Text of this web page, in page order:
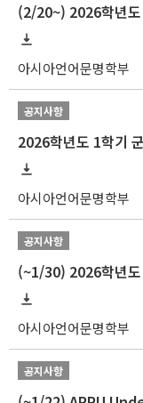
아시아언어문명학부
공지사항
2026학년도 1학기
아시아언어문명학부
공지사항
아시아언어문명학부
공지사항